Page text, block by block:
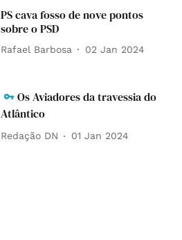
PS cava fosso de nove pontos
sobre o PSD
Rafael Barbosa 02 Jan 2024
Os Aviadores da travessia do
Atlântico
Redação DN 01 Jan 2024